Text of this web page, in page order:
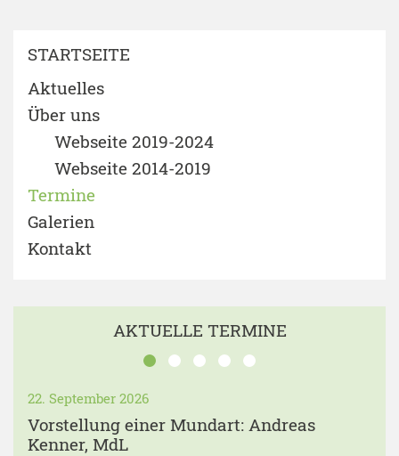
STARTSEITE
Aktuelles
Über uns
Webseite 2019-2024
Webseite 2014-2019
Termine
Galerien
Kontakt
AKTUELLE TERMINE
22. September 2026
Vorstellung einer Mundart: Andreas
Kenner, MdL